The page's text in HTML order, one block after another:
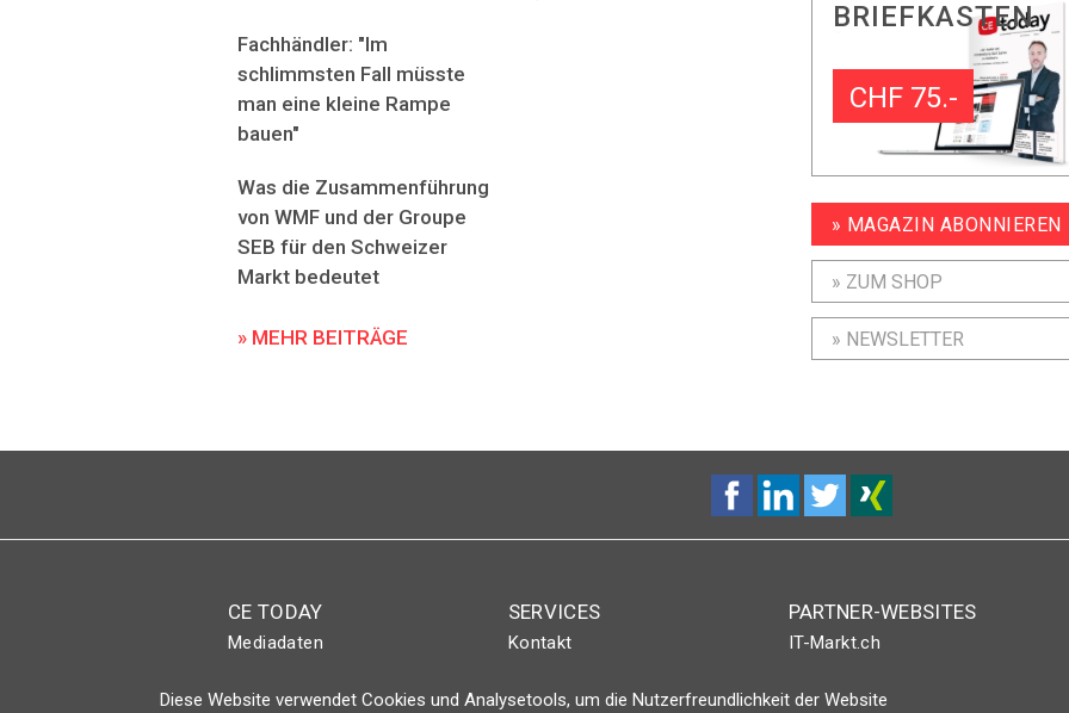
Fachhändler: "Im
schlimmsten Fall müsste
man eine kleine Rampe
bauen"
Was die Zusammenführung
von WMF und der Groupe
SEB für den Schweizer
Markt bedeutet
» MEHR BEITRÄGE
BRIEFKASTEN
CHF 75.-
» MAGAZIN ABONNIEREN
» ZUM SHOP
» NEWSLETTER
CE TODAY
Mediadaten
SERVICES
Kontakt
PARTNER-WEBSITES
IT-Markt.ch
Diese Website verwendet Cookies und Analysetools, um die Nutzerfreundlichkeit der Website